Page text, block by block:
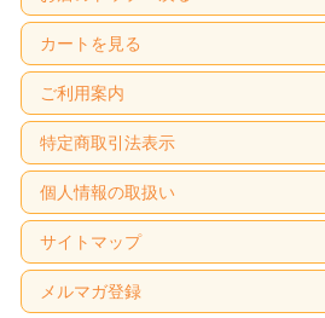
カートを見る
ご利用案内
特定商取引法表示
個人情報の取扱い
サイトマップ
メルマガ登録